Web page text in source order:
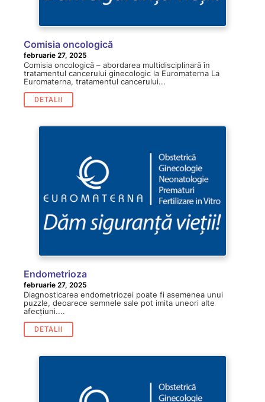
Comisia oncologică
februarie 27, 2025
Comisia oncologică – abordarea multidisciplinară în
tratamentul cancerului ginecologic la Euromaterna La
Euromaterna, tratamentul cancerului...
DETALII
Endometrioza
februarie 27, 2025
Diagnosticarea endometriozei poate fi asemenea unui
puzzle, deoarece semnele sale pot imita uneori alte
afecțiuni....
DETALII